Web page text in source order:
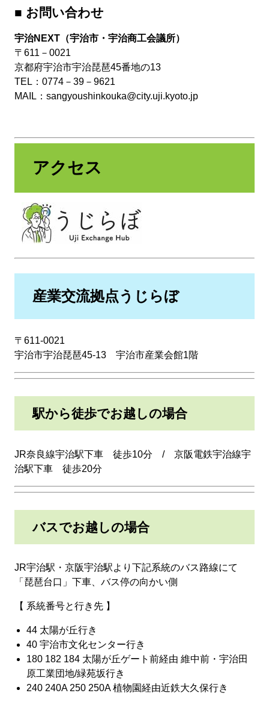
■ お問い合わせ
宇治NEXT（宇治市・宇治商工会議所）
〒611－0021
京都府宇治市宇治琵琶45番地の13
TEL：0774－39－9621
MAIL：sangyoushinkouka@city.uji.kyoto.jp
アクセス
産業交流拠点うじらぼ
〒611-0021
宇治市宇治琵琶45-13 宇治市産業会館1階
駅から徒歩でお越しの場合
JR奈良線宇治駅下車 徒歩10分 / 京阪電鉄宇治線宇
治駅下車 徒歩20分
バスでお越しの場合
JR宇治駅・京阪宇治駅より下記系統のバス路線にて
「琵琶台口」下車、バス停の向かい側
【 系統番号と行き先 】
44 太陽が丘行き
40 宇治市文化センター行き
180 182 184 太陽が丘ゲート前経由 維中前・宇治田
原工業団地/緑苑坂行き
240 240A 250 250A 植物園経由近鉄大久保行き